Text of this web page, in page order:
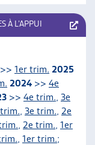
À L’APPUI
>> 1er trim. 2025
2024 >> 4e
>> 4e trim., 3e
, 3e trim., 2e
, 2e trim., 1er
, 1er trim.;